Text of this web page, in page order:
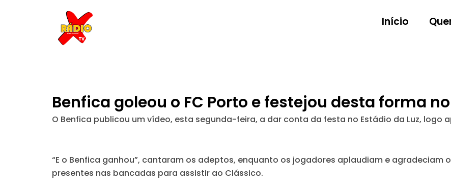
Início
Benfica goleou o FC Porto e festejou desta forma
O Benfica publicou um vídeo, esta segunda-feira, a dar conta da festa no Estádio da Luz, logo
“E o Benfica ganhou”, cantaram os adeptos, enquanto os jogadores aplaudiam e agradeciam
presentes nas bancadas para assistir ao Clássico.